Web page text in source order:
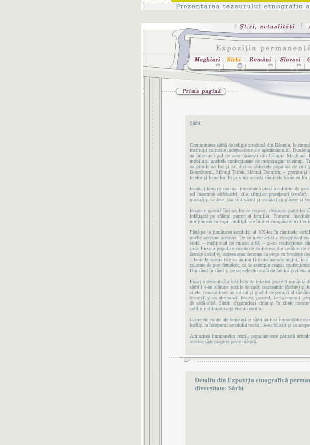
Sârbii
Comunitatea sârbă de religie ortodoxă din Bătania, la
instituţii culturale independente ale aşezământului.
au înlocuit tipul de case ţărăneşti din Câmpia Maghiară.
mobila şi uneltele confecţionate de meşteşugari talentaţi.
au primit un loc şi rol distins obiectele populare de cult
Botezătorul, Sfântul Ţiriek, Sfântul Dumitru, – precum şi
fetelor şi femeilor. În privinţa aceasta căminele bătănienilor
Icoana (ikona) e cea mai importantă piesă a cultului de
rol însemnat sărbătoririi zilei sfinţilor protejatori
muzică şi cântece, dar sînt văzuţi şi ospătaţi cu plăcere şi
Icoana e aşezată într-un loc de respect, deasupra
înfăţişază pe sfântul patron al familiei. Portretul
mulţumeau cu copii multiplicate în ulei cumpărate la
Până pe la jumătatea secolului al XX-lea în căminele
unelte necesare acestora. De un nivel artistic excepţional
stofă, – tradiţional de culoare albă, – şi-au confecţionat
casă. Piesele populare cusute de croitorese din ţesături
ženske košulje), adesea erau decorate la piept cu broderie
– femeile specialiste au aplicat fire din aur sau argint, în
colorate de port femeiesc, ca de exemplu ceapsa
Din când în când şi pe cepsele din stofă de fabrică (svilena
Funcţia decoratică a textilelor de interior poate fi urmărită
sârbi i s-au alăturat textile de casă: cearceafuri (čaršav) şi
zilele, concomitent au ridicat şi gradul de pompă al
bisericii şi cu alte ocazii festive, preotul, iar la cununii
de sadă albă. Sârbii sîrguincioşi chiar şi în zilele
subliniind importanţa evenimentului.
Camerele curate ale bogătaşilor sârbi au fost împodobite
încă şi la începutul secolului trecut, le-au folosit şi ca
Amintirea frumoaselor textile populare este păstrată
acestea sânt preţuite peste măsură.
Detaliu din Expoziţia etnografică
diversitate: Sârbi